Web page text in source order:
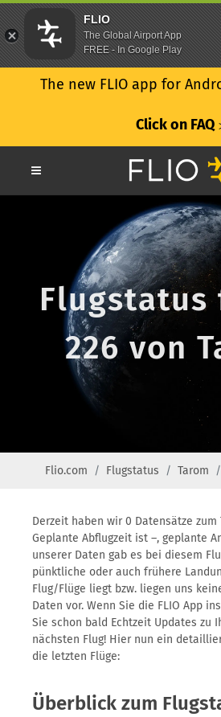
The new FLIO app for
Click on FAQ
Flugstatus
226 von
Flio.com Flugstatus Tarom
Derzeit haben wir 0 Datensätze zum
Geplante Abflugzeit ist –, geplante
unserer Daten gab es bei diesem
pünktliche oder auch frühere
Flug/Flüge liegt bzw. liegen uns
Daten vor. Wenn Sie die FLIO App
Sie schon bald Echtzeit Updates zu
nächsten Flug! Hier nun ein
die letzten Flüge:
Überblick zum
FLIO
The Global Airport App
FREE - In Google Play